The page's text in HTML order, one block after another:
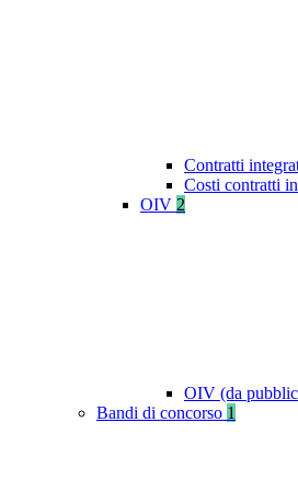
Contratti
Costi contratti
OIV 2
OIV (da
Bandi di concorso 1